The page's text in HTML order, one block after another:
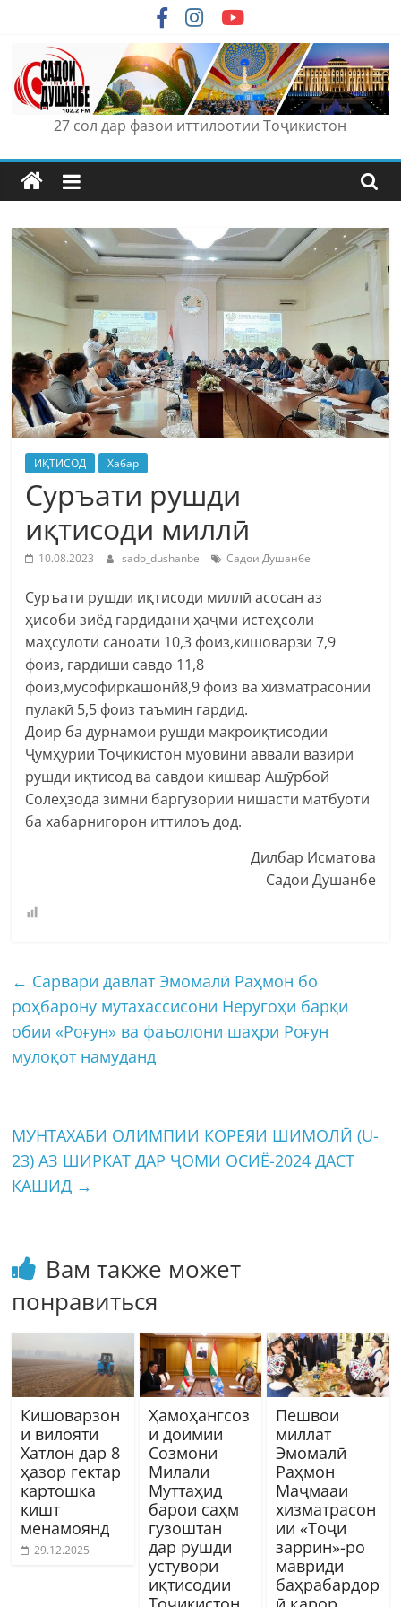
content
27 сол дар фазои иттилоотии Тоҷикистон
ИҚТИСОД Хабар
Суръати рушди
иқтисоди миллӣ
10.08.2023 sado_dushanbe Садои Душанбе
Суръати рушди иқтисоди миллӣ асосан аз
ҳисоби зиёд гардидани ҳаҷми истеҳсоли
маҳсулоти саноатӣ 10,3 фоиз,кишоварзӣ 7,9
фоиз, гардиши савдо 11,8
фоиз,мусофиркашонӣ8,9 фоиз ва хизматрасонии
пулакӣ 5,5 фоиз таъмин гардид.
Доир ба дурнамои рушди макроиқтисодии
Ҷумҳурии Тоҷикистон муовини аввали вазири
рушди иқтисод ва савдои кишвар Ашӯрбой
Солеҳзода зимни баргузории нишасти матбуотӣ
ба хабарнигорон иттилоъ дод.
Дилбар Исматова
Садои Душанбе
← Сарвари давлат Эмомалӣ Раҳмон бо
роҳбарону мутахассисони Неругоҳи барқи
обии «Роғун» ва фаъолони шаҳри Роғун
мулоқот намуданд
МУНТАХАБИ ОЛИМПИИ КОРЕЯИ ШИМОЛӢ (U-
23) АЗ ШИРКАТ ДАР ҶОМИ ОСИЁ-2024 ДАСТ
КАШИД →
Вам также может
понравиться
Кишоварзон
и вилояти
Хатлон дар 8
ҳазор гектар
картошка
кишт
менамоянд
29.12.2025
Ҳамоҳангсоз
и доимии
Созмони
Милали
Муттаҳид
барои саҳм
гузоштан
дар рушди
устувори
иқтисодии
Пешвои
миллат
Эмомалӣ
Раҳмон
Маҷмааи
хизматрасон
ии «Тоҷи
заррин»-ро
мавриди
баҳрабардор